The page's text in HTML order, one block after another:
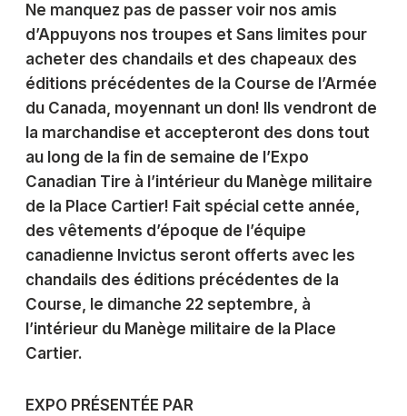
Ne manquez pas de passer voir nos amis
d’Appuyons nos troupes et Sans limites pour
acheter des chandails et des chapeaux des
éditions précédentes de la Course de l’Armée
du Canada, moyennant un don! Ils vendront de
la marchandise et accepteront des dons tout
au long de la fin de semaine de l’Expo
Canadian Tire à l’intérieur du Manège militaire
de la Place Cartier! Fait spécial cette année,
des vêtements d’époque de l’équipe
canadienne Invictus seront offerts avec les
chandails des éditions précédentes de la
Course, le dimanche 22 septembre, à
l’intérieur du Manège militaire de la Place
Cartier.
EXPO PRÉSENTÉE PAR